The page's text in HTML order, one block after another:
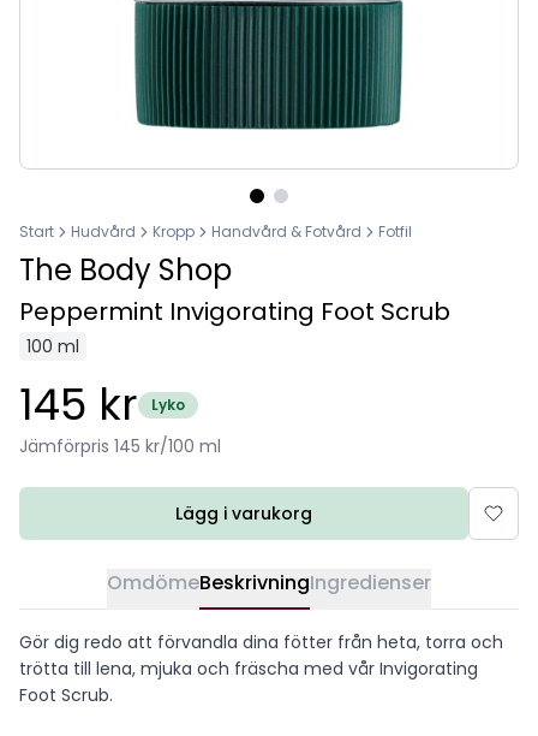
Start Hudvård Kropp Handvård & Fotvård Fotfil
The Body Shop
Peppermint Invigorating Foot Scrub
100 ml
145 kr Lyko
Jämförpris 145 kr/100 ml
Lägg i varukorg
OmdömeBeskrivningIngredienser
Gör dig redo att förvandla dina fötter från heta, torra och
trötta till lena, mjuka och fräscha med vår Invigorating
Foot Scrub.